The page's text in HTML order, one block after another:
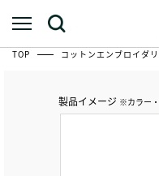
TOP コットンエンブロイダ
製品イメージ ※カラー